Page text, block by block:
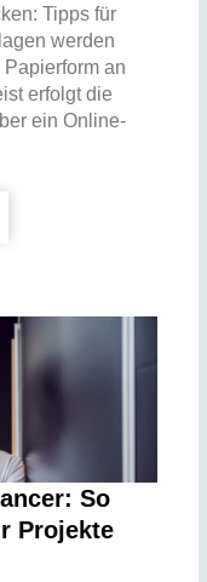
Tipps für
werden
an
erfolgt die
ein Online-
So
Projekte